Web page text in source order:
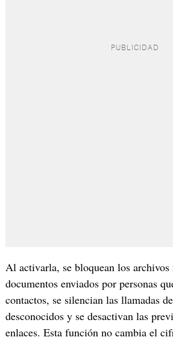
Al activarla, se bloquean los
documentos enviados por personas
contactos, se silencian las llamadas
desconocidos y se desactivan las
enlaces. Esta función no cambia el